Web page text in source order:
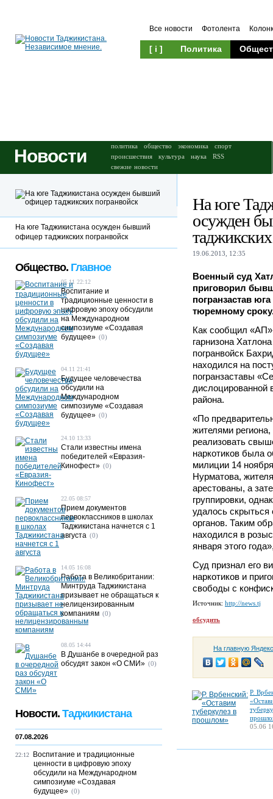
Все новости Фотолента
[ i ] Политика
Новости политика общество экономика
спорт
происшествия
культура наука
RSS
свежие новости
На юге
осужден
19.06.2013, 12:35
Военный суд
приговорил
погранзастав
тюремному
Как сообщил «АП»
гарнизона
погранвойск
находился на
погранзаставы
дислоцированной
района.
«По
жителями
реализовать
наркотиков была
милиции 14
Нурматова,
арестованы, а
группировки,
удалось скрыться
органов. Таким
находился в
января этого
Суд признал его
наркотиков и
свободы с
Источник: http://news.tj
обсудить
На главную
Р.
05.06
На юге Таджикистана осужден бывший
офицер таджикских погранвойск
Общество. Главное
05.11 22:12
Воспитание и
традиционные ценности в
цифровую эпоху обсудили
на Международном
симпозиуме «Создавая
будущее» (0)
04.11 21:41
Будущее человечества
обсудили на
Международном
симпозиуме «Создавая
будущее» (0)
24.10 13:33
Стали известны имена
победителей «Евразия-
Кинофест» (0)
22.05 08:57
Прием документов
первоклассников в школах
Таджикистана начнется с 1
августа (0)
14.05 16:08
Работа в Великобритании:
Минтруда Таджикистана
призывает не обращаться к
нелицензированным
компаниям (0)
08.05 14:44
В Душанбе в очередной раз
обсудят закон «О СМИ» (0)
Новости. Таджикистана
07.08.2026
22:12
Воспитание и традиционные
ценности в цифровую эпоху
обсудили на Международном
симпозиуме «Создавая
будущее» (0)